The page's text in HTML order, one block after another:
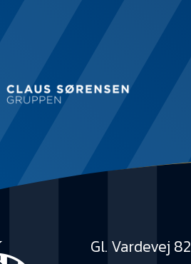
Gl. Vardevej 82